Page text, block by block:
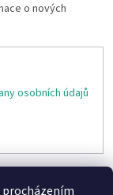
o nových
osobních údajů